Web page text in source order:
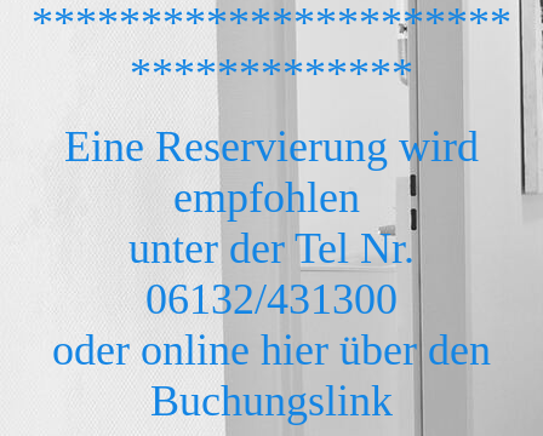
**********************
*************
Eine Reservierung wird
empfohlen
unter der Tel Nr.
06132/431300
oder online hier über den
Buchungslink